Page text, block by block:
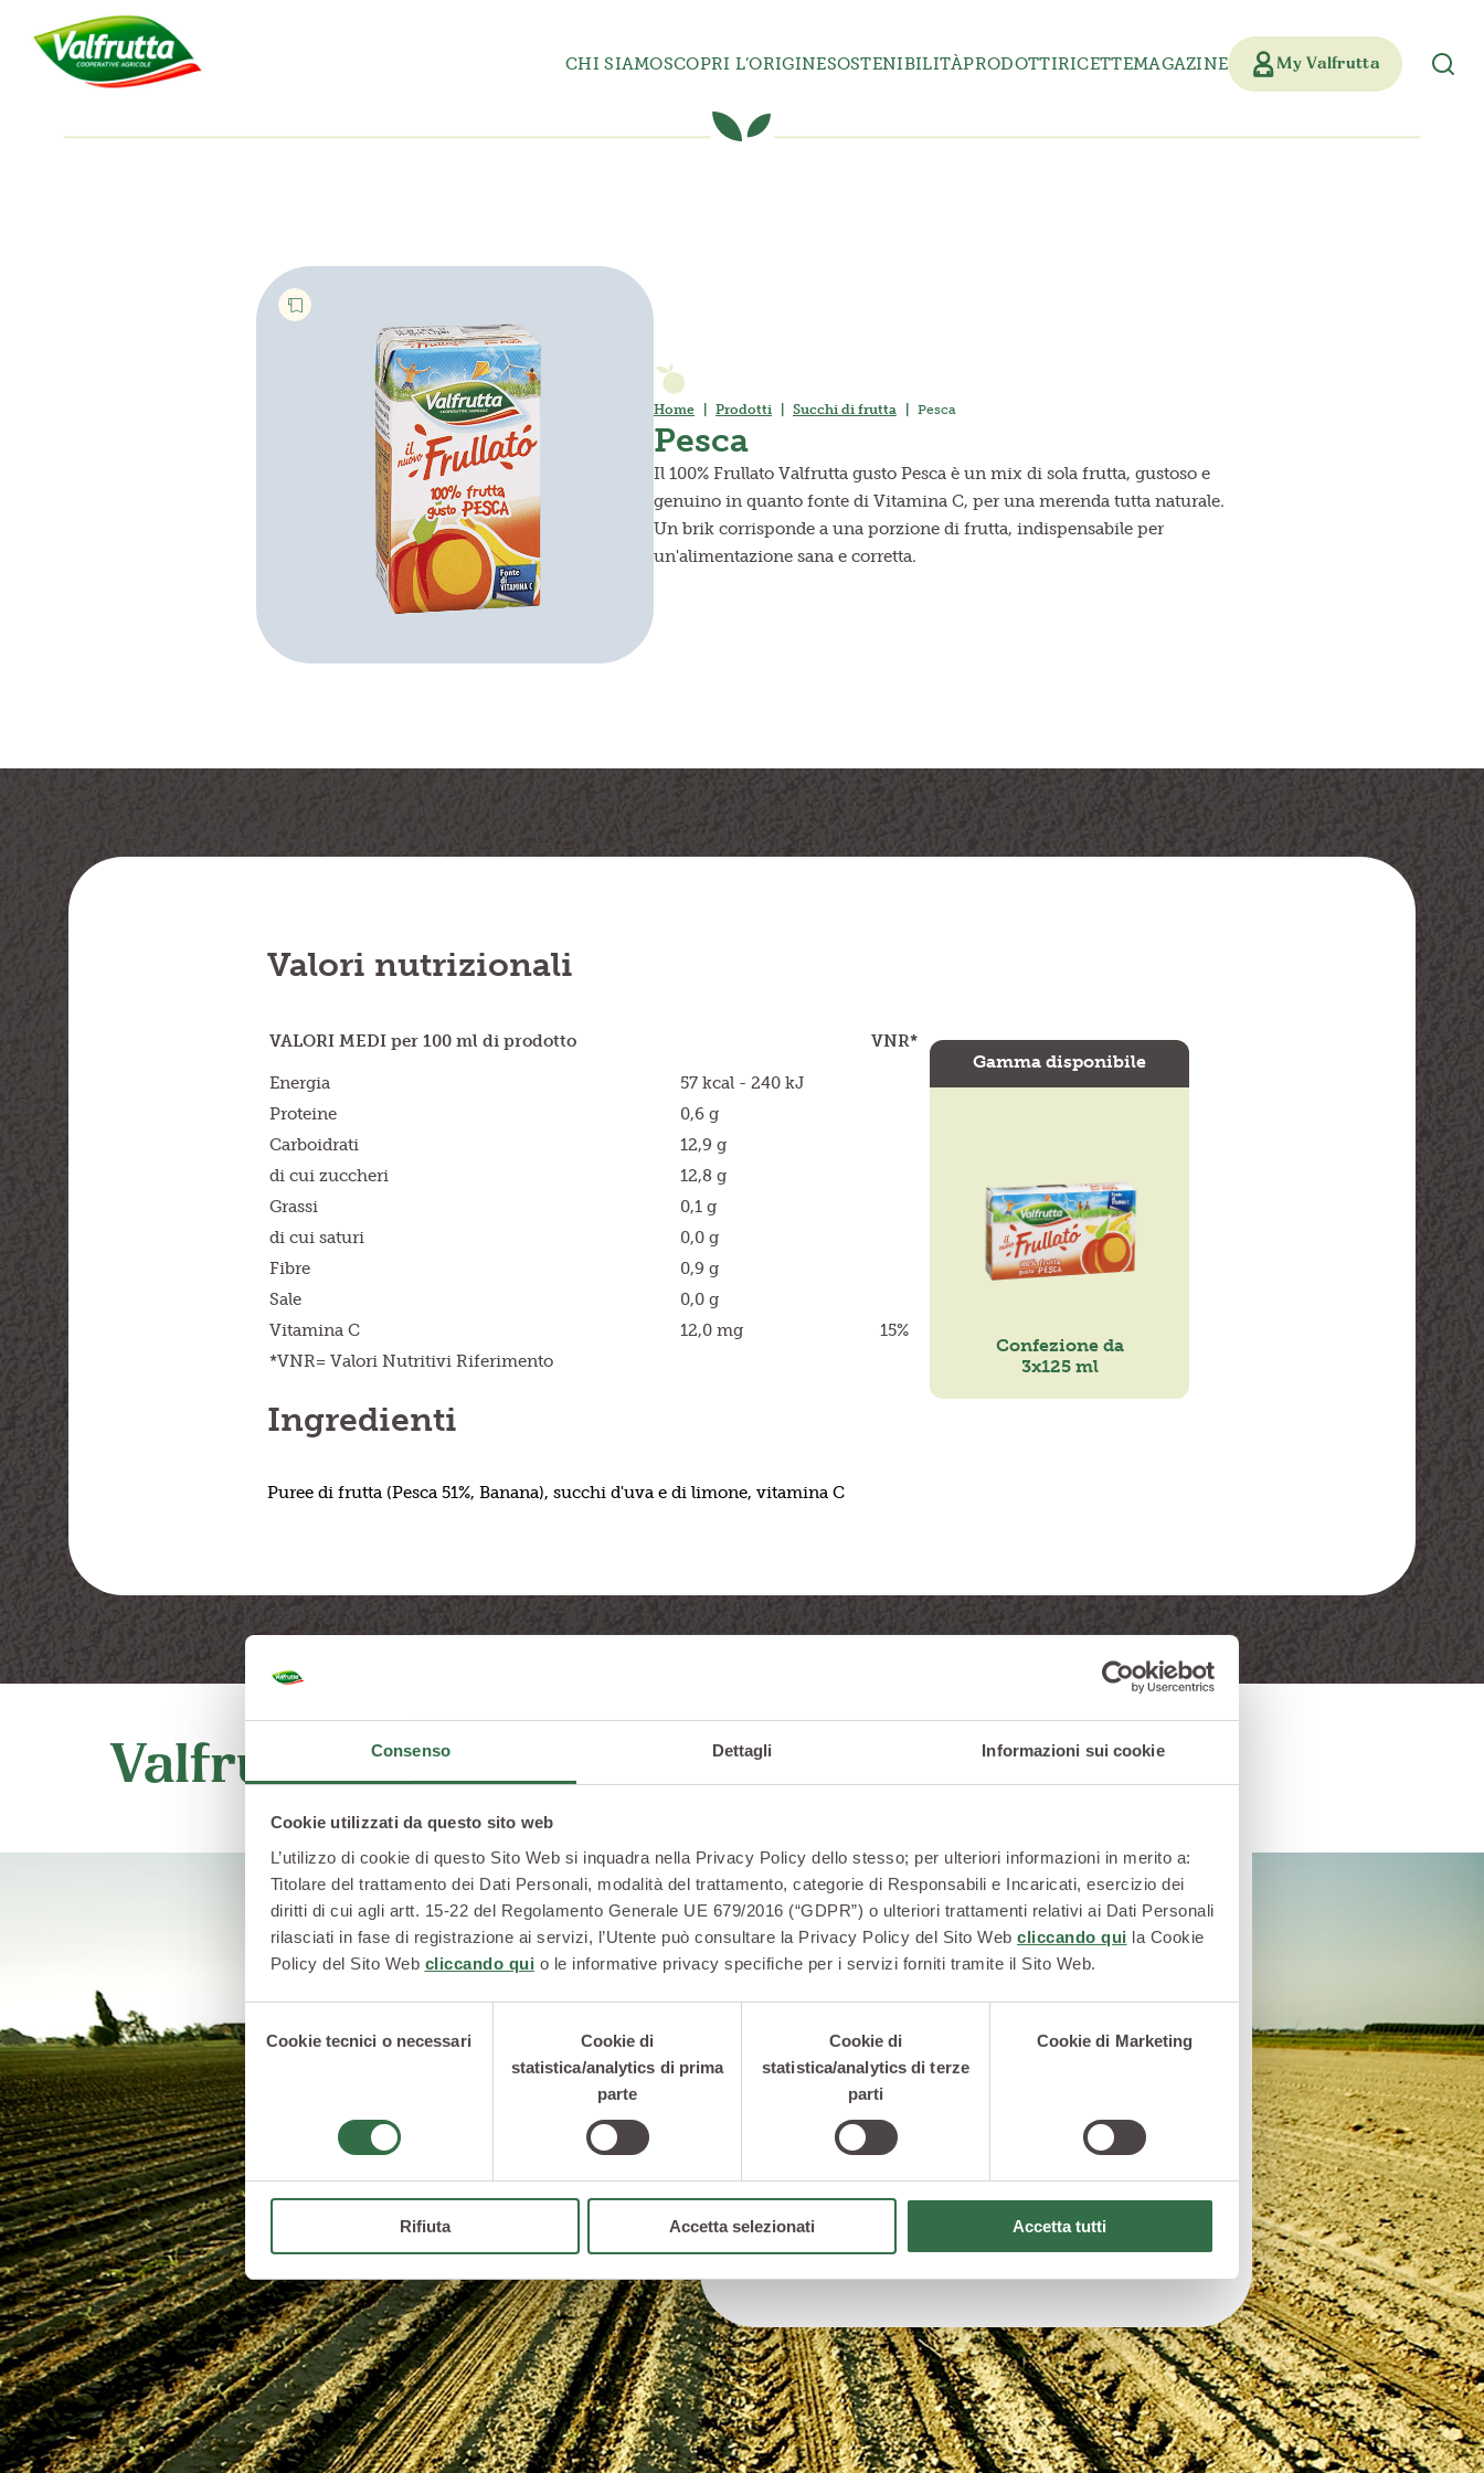
Consenso Dettagli Informazioni sui cookie
Cookie utilizzati da questo sito web
L’utilizzo di cookie di questo Sito Web si inquadra nella Privacy Policy dello stesso; per ulteriori informazioni in merito a:
Titolare del trattamento dei Dati Personali, modalità del trattamento, categorie di Responsabili e Incaricati, esercizio dei
diritti di cui agli artt. 15-22 del Regolamento Generale UE 679/2016 (“GDPR”) o ulteriori trattamenti relativi ai Dati Personali
rilasciati in fase di registrazione ai servizi, l’Utente può consultare la Privacy Policy del Sito Web cliccando qui la Cookie
Policy del Sito Web cliccando qui o le informative privacy specifiche per i servizi forniti tramite il Sito Web.
del
consenso
Cookie tecnici o necessari
Cookie di
statistica/analytics di prima
parte
Cookie di
statistica/analytics di terze
parti
Cookie di Marketing
Rifiuta Accetta selezionati Accetta tutti
CHI SIAMOSCOPRI L’ORIGINESOSTENIBILITÀPRODOTTIRICETTEMAGAZINE My Valfrutta
Home Prodotti Succhi di frutta Pesca
Pesca
Il 100% Frullato Valfrutta gusto Pesca è un mix di sola frutta, gustoso e
genuino in quanto fonte di Vitamina C, per una merenda tutta naturale.
Un brik corrisponde a una porzione di frutta, indispensabile per
un'alimentazione sana e corretta.
Valori nutrizionali
VALORI MEDI per 100 ml di prodotto VNR*
Energia
57 kcal - 240 kJ
Proteine
0,6 g
Carboidrati
12,9 g
di cui zuccheri
12,8 g
Grassi
0,1 g
di cui saturi
0,0 g
Fibre
0,9 g
Sale
0,0 g
Vitamina C
12,0 mg
15%
*VNR= Valori Nutritivi Riferimento
Ingredienti
Puree di frutta (Pesca 51%, Banana), succhi d'uva e di limone, vitamina C
Gamma disponibile
Confezione da
3x125 ml
Valfrutta e i bambini
La frutta è da sempre un grande alleato dei
genitori, alla continua ricerca di prodotti sani
nutrimento e le migliori difese per
l’organismo.
I Frullati 100% sono mix di sola frutta al
100%, senza zuccheri aggiunti, dal gusto
pieno e dalla consistenza vellutata, pensato
per avvicinare i più piccoli al consumo
giornaliero di frutta.